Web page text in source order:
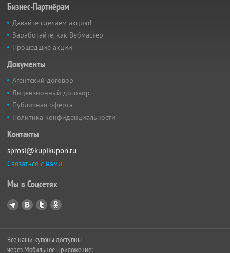
Бизнес-Партнёрам
Давайте сделаем акцию!
Заработайте, как Вебмастер
Прошедшие акции
Документы
Агентский договор
Лицензионный договор
Публичная оферта
Политика конфиденциальности
Контакты
sprosi@kupikupon.ru
Связаться с нами
Мы в Соцсетях
Все наши купоны доступны
через Мобильное Приложение: